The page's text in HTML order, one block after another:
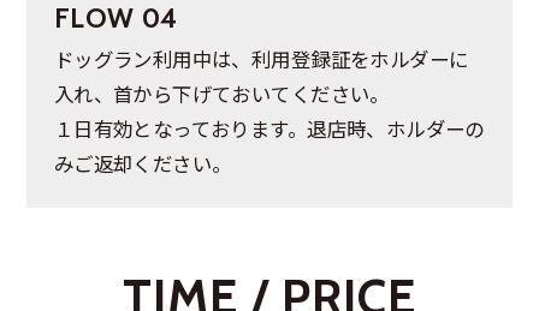
FLOW 04
ドッグラン利用中は、利用登録証をホルダーに
入れ、首から下げておいてください。
１日有効となっております。退店時、ホルダーの
みご返却ください。
TIME / PRICE